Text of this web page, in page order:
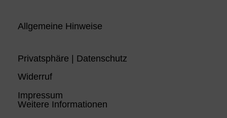
Allgemeine Hinweise
Privatsphäre | Datenschutz
Widerruf
Impressum
Weitere Informationen